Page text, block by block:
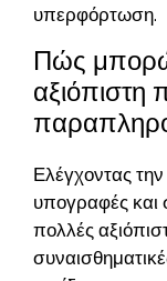
υπερφόρτωση.
Πώς
αξιόπιστη
Ελέγχοντας
υπογραφές και
πολλές